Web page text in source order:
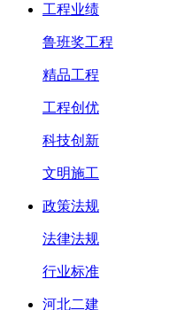
工程业绩
鲁班奖工程
精品工程
工程创优
科技创新
文明施工
政策法规
法律法规
行业标准
河北二建